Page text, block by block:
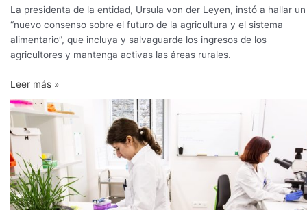
La presidenta de la entidad, Ursula von der Leyen, instó a hallar un
“nuevo consenso sobre el futuro de la agricultura y el sistema
alimentario”, que incluya y salvaguarde los ingresos de los
agricultores y mantenga activas las áreas rurales.
Leer más »
Compañía
de
agrobiotecnología
se
adjudica
US$8
millones